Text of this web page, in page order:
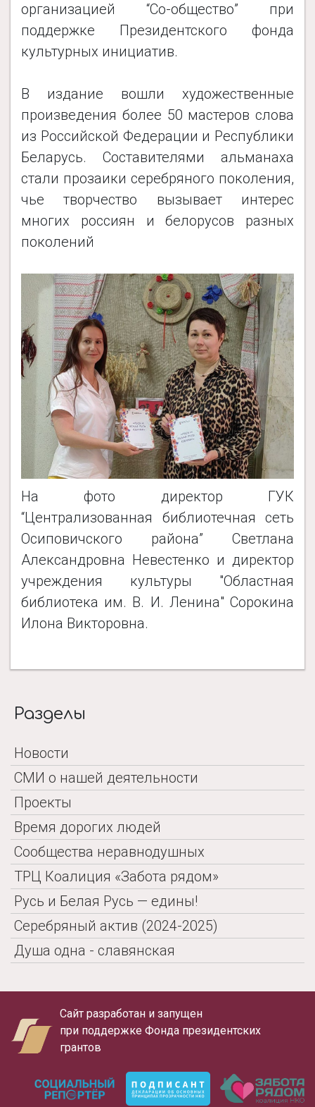
организацией “Со-общество” при
поддержке Президентского фонда
культурных инициатив.
В издание вошли художественные
произведения более 50 мастеров слова
из Российской Федерации и Республики
Беларусь. Составителями альманаха
стали прозаики серебряного поколения,
чье творчество вызывает интерес
многих россиян и белорусов разных
поколений
На фото директор ГУК
“Централизованная библиотечная сеть
Осиповичского района” Светлана
Александровна Невестенко и директор
учреждения культуры "Областная
библиотека им. В. И. Ленина" Сорокина
Илона Викторовна.
Разделы
Новости
СМИ о нашей деятельности
Проекты
Время дорогих людей
Сообщества неравнодушных
ТРЦ Коалиция «Забота рядом»
Русь и Белая Русь — едины!
Серебряный актив (2024-2025)
Душа одна - славянская
Сайт разработан и запущен
при поддержке Фонда президентских
грантов